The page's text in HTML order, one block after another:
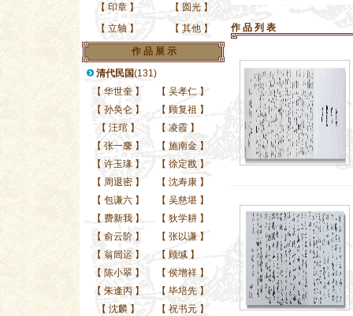
【 印章 】 【 圆光 】
【 立轴 】 【 其他 】
作 品 展 示
清代民国(131)
【 华世奎 】 【 吴孝仁 】
【 孙奂仑 】 【 顾复祖 】
【 汪琯 】 【 凌霞 】
【 张一麐 】 【 施南金 】
【 许玉瑑 】 【 徐定戡 】
【 周退密 】 【 沈寿康 】
【 包谦六 】 【 吴慈堪 】
【 费新我 】 【 狄学耕 】
【 俞云阶 】 【 张以谦 】
【 翁闿运 】 【 顾缄 】
【 陈小翠 】 【 侯增祥 】
【 朱逢丙 】 【 毕培先 】
【 沈麟 】 【 祝书元 】
作 品 列 表